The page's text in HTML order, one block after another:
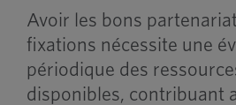
Avoir les bons
fixations nécessite une
périodique des
disponibles, contribuant